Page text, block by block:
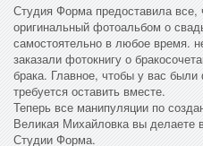
Студия Форма предоставила все,
оригинальный фотоальбом о
самостоятельно в любое время.
заказали фотокнигу о
брака. Главное, чтобы у вас
требуется оставить вместе.
Теперь все манипуляции по
Великая Михайловка вы делаете
Студии Форма.